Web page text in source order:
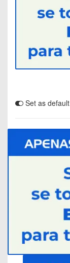
Set as default